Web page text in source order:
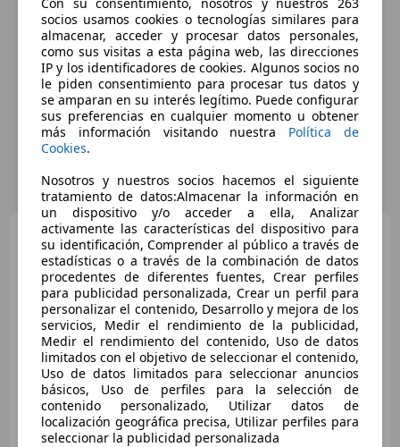
Opel Corsa1.2 T XHL GS 74
kW (100 CV)
€ 12.709 1
Súperoferta
01/2025 17.083 km Gasolina 74 kW (101 CV)
socios usamos cookies o tecnologías similares para
almacenar, acceder y procesar datos personales,
como sus visitas a esta página web, las direcciones
IP y los identificadores de cookies. Algunos socios no
le piden consentimiento para procesar tus datos y
se amparan en su interés legítimo. Puede configurar
sus preferencias en cualquier momento u obtener
más información visitando nuestra Política de
Cookies.
Nosotros y nuestros socios hacemos el siguiente
tratamiento de datos:Almacenar la información en
un dispositivo y/o acceder a ella, Analizar
activamente las características del dispositivo para
su identificación, Comprender al público a través de
estadísticas o a través de la combinación de datos
procedentes de diferentes fuentes, Crear perfiles
para publicidad personalizada, Crear un perfil para
personalizar el contenido, Desarrollo y mejora de los
servicios, Medir el rendimiento de la publicidad,
Medir el rendimiento del contenido, Uso de datos
limitados con el objetivo de seleccionar el contenido,
Uso de datos limitados para seleccionar anuncios
básicos, Uso de perfiles para la selección de
contenido personalizado, Utilizar datos de
localización geográfica precisa, Utilizar perfiles para
seleccionar la publicidad personalizada